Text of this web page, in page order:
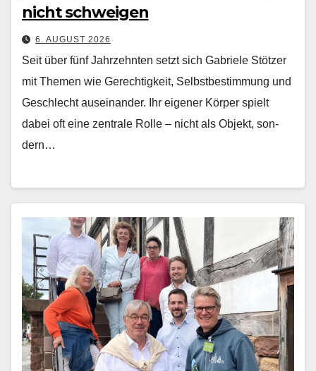
nicht schweigen
6. AUGUST 2026
Seit über fünf Jahrzehn­ten set­zt sich Gabriele Stötzer
mit The­men wie Gerechtigkeit, Selb­st­bes­tim­mung und
Geschlecht auseinan­der. Ihr eigen­er Kör­p­er spielt
dabei oft eine zen­trale Rolle – nicht als Objekt, son­
dern…